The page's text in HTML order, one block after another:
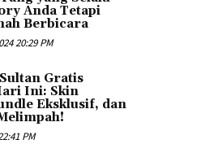
Anda Tetapi
Berbicara
20:29 PM
Gratis
Ini: Skin
Eksklusif, dan
PM